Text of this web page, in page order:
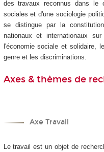
des travaux reconnus dans le
sociales et d'une sociologie
se distingue par la
nationaux et internationaux
l'économie sociale et solidaire,
genre et les discriminations.
Axes & thèmes de
Axe Travail
Le travail est un objet de